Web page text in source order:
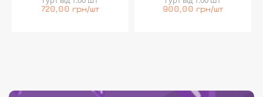
720,00 грн/шт 900,00 грн/шт